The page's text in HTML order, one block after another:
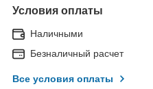
Условия оплаты
Наличными
Безналичный расчет
Все условия оплаты